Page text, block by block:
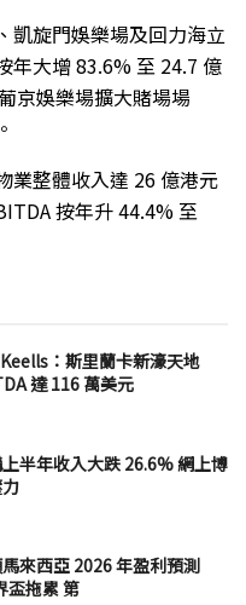
凱旋門娛樂場及回力海立
年大增 83.6% 至 24.7 億
京娛樂場擴大賭場場
業整體收入達 26 億港元
按年升 44.4% 至
：斯里蘭卡新濠天地
達 116 萬美元
半年收入大跌 26.6% 網上博
來西亞 2026 年盈利預測
盃拖累 第